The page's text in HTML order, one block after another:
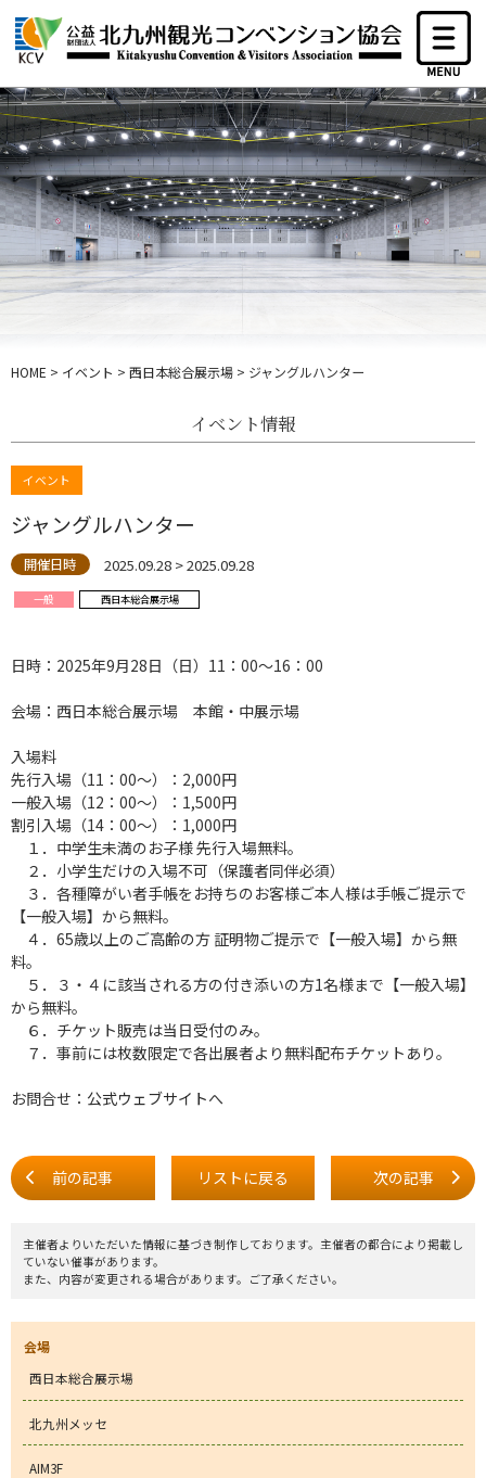
HOME > イベント > 西日本総合展示場 > ジャングルハンター
イベント情報
イベント
ジャングルハンター
開催日時 2025.09.28 > 2025.09.28
一般 西日本総合展示場
日時：2025年9月28日（日）11：00～16：00
会場：西日本総合展示場 本館・中展示場
入場料
先行入場（11：00～）：2,000円
一般入場（12：00～）：1,500円
割引入場（14：00～）：1,000円
１．中学生未満のお子様 先行入場無料。
２．小学生だけの入場不可（保護者同伴必須）
３．各種障がい者手帳をお持ちのお客様ご本人様は手帳ご提示で
【一般入場】から無料。
４．65歳以上のご高齢の方 証明物ご提示で【一般入場】から無
料。
５．３・４に該当される方の付き添いの方1名様まで【一般入場】
から無料。
６．チケット販売は当日受付のみ。
７．事前には枚数限定で各出展者より無料配布チケットあり。
お問合せ： 公式ウェブサイトへ
前の記事 リストに戻る 次の記事
主催者よりいただいた情報に基づき制作しております。主催者の都合により掲載し
ていない催事があります。
また、内容が変更される場合があります。ご了承ください。
会場
西日本総合展示場
北九州メッセ
AIM3F